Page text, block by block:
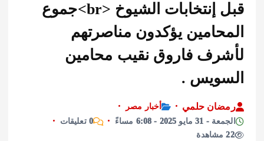
التحرير:مني أمين
قبل إنتخابات الشيوخ <br>جموع
يؤكدون مناصرتهم
فاروق نقيب محامين
.
حلمي
أخبار مصر
2025 - 6:08 مساءً
0 تعليقات